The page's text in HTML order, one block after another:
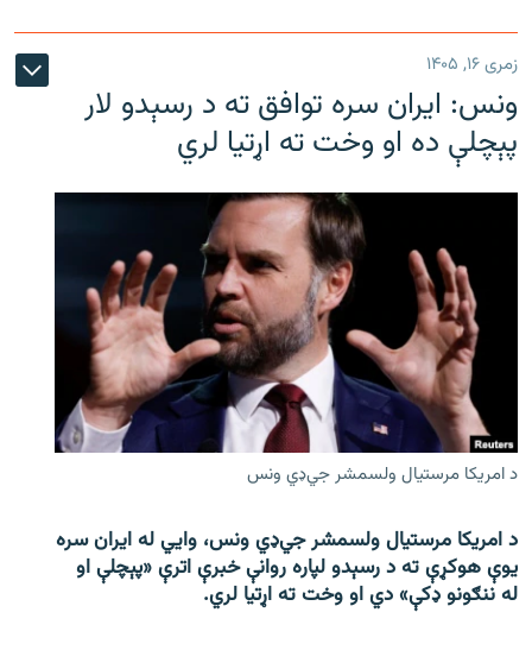
زمری ۱۶, ۱۴۰۵
ونس: ایران سره توافق ته د رسېدو لار
پېچلې ده او وخت ته اړتیا لري
د امریکا مرستیال ولسمشر جي‌ډي ونس
د امریکا مرستیال ولسمشر جي‌ډي ونس، وايي له ایران سره
یوې هوکړې ته د رسېدو لپاره روانې خبرې اترې «پېچلې او
له ننګونو ډکې» دي او وخت ته اړتیا لري.